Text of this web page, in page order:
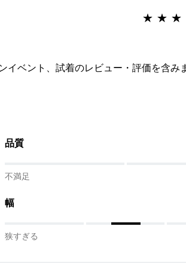
ベント、試着のレビュー・評価を含み
品質
不満足
幅
狭すぎる